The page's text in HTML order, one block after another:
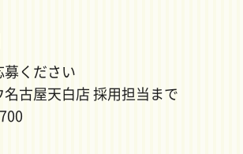
ください
古屋天白店 採用担当まで